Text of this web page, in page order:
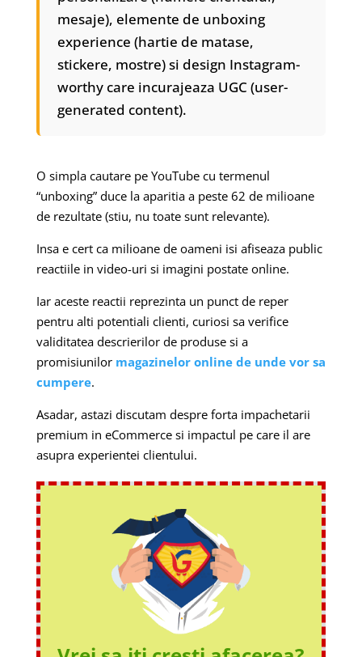
mesaje), elemente de unboxing
experience (hartie de matase,
stickere, mostre) si design Instagram-
worthy care incurajeaza UGC (user-
generated content).
O simpla cautare pe YouTube cu termenul
“unboxing” duce la aparitia a peste 62 de milioane
de rezultate (stiu, nu toate sunt relevante).
Insa e cert ca milioane de oameni isi afiseaza public
reactiile in video-uri si imagini postate online.
Iar aceste reactii reprezinta un punct de reper
pentru alti potentiali clienti, curiosi sa verifice
validitatea descrierilor de produse si a
promisiunilor magazinelor online de unde vor sa
cumpere.
Asadar, astazi discutam despre forta impachetarii
premium in eCommerce si impactul pe care il are
asupra experientei clientului.